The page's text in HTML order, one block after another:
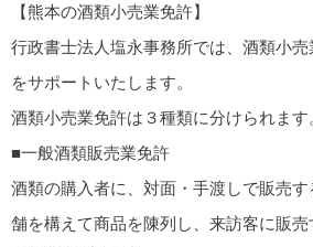
【熊本の酒類小売業免許】
行政書士法人塩永事務所では、酒類小
をサポートいたします。
酒類小売業免許は３種類に分けられます
■一般酒類販売業免許
酒類の購入者に、対面・手渡しで販売
舗を構えて商品を陳列し、来訪客に販売